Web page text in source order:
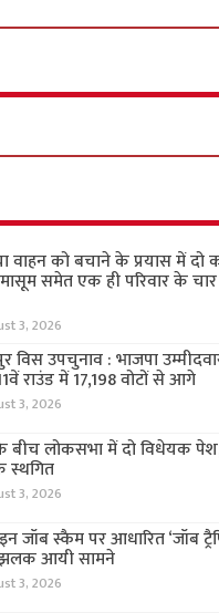
वाहन को बचाने के प्रयास में दो
समेत एक ही परिवार के
3, 2026
विस उपचुनाव : भाजपा
राउंड में 17,198 वोटों से आगे
3, 2026
बीच लोकसभा में दो विधेयक पेश,
3, 2026
जॉब स्कैम पर आधारित ‘जॉब
आयी सामने
3, 2026